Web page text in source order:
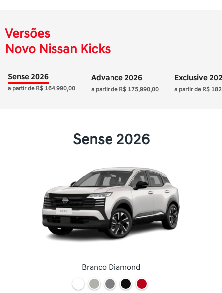
Versões
Novo Nissan Kicks
Sense 2026
a partir de R$ 164.990,00
Advance 2026
a partir de R$ 175.990,00
Exclusive
a partir de R$
Sense 2026
Branco Diamond